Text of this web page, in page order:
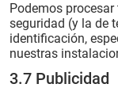
Podemos
seguridad (y la de
identificación,
nuestras
3.7 Publicidad